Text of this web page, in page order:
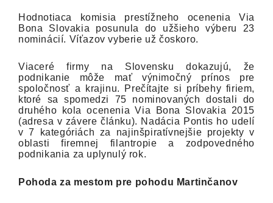
Hodnotiaca komisia prestížneho ocenenia Via
Bona Slovakia posunula do užšieho výberu 23
nominácií. Víťazov vyberie už čoskoro.
Viaceré firmy na Slovensku dokazujú, že
podnikanie môže mať výnimočný prínos pre
spoločnosť a krajinu. Prečítajte si príbehy firiem,
ktoré sa spomedzi 75 nominovaných dostali do
druhého kola ocenenia Via Bona Slovakia 2015
(adresa v závere článku). Nadácia Pontis ho udelí
v 7 kategóriách za najinšpiratívnejšie projekty v
oblasti firemnej filantropie a zodpovedného
podnikania za uplynulý rok.
Pohoda za mestom pre pohodu Martinčanov